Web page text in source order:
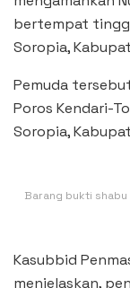
bertempat
Soropia,
Pemuda
Poros Kendari-
Soropia,
Barang bukti
Kasubbid
menjelaskan,